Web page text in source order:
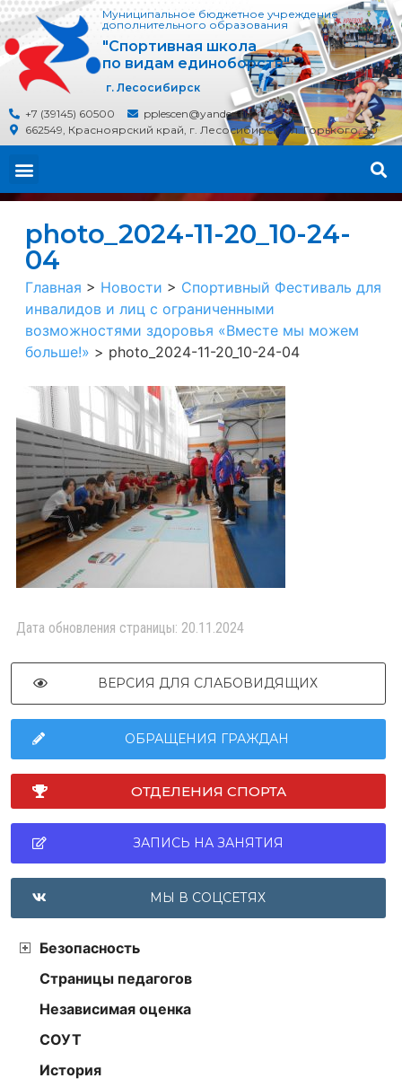
Муниципальное бюджетное учреждение
дополнительного образования
"Спортивная школа
по видам единоборств"
г. Лесосибирск
+7 (39145) 60500
pplescen@yandex.ru
662549, Красноярский край, г. Лесосибирск, ул. Горького, 30
photo_2024-11-20_10-24-
04
Главная > Новости > Спортивный Фестиваль для
инвалидов и лиц с ограниченными
возможностями здоровья «Вместе мы можем
больше!» > photo_2024-11-20_10-24-04
Дата обновления страницы: 20.11.2024
ВЕРСИЯ ДЛЯ СЛАБОВИДЯЩИХ
ОБРАЩЕНИЯ ГРАЖДАН
ОТДЕЛЕНИЯ СПОРТА
ЗАПИСЬ НА ЗАНЯТИЯ
МЫ В СОЦСЕТЯХ
Безопасность
Страницы педагогов
Независимая оценка
СОУТ
История